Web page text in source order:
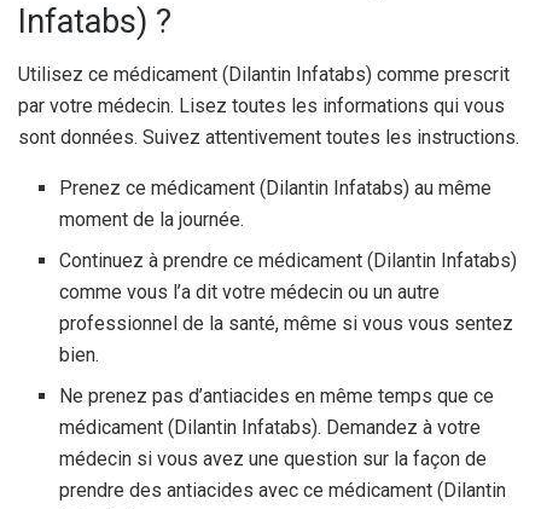
Infatabs) ?
Utilisez ce médicament (Dilantin Infatabs) comme prescrit
par votre médecin. Lisez toutes les informations qui vous
sont données. Suivez attentivement toutes les instructions.
Prenez ce médicament (Dilantin Infatabs) au même
moment de la journée.
Continuez à prendre ce médicament (Dilantin Infatabs)
comme vous l’a dit votre médecin ou un autre
professionnel de la santé, même si vous vous sentez
bien.
Ne prenez pas d’antiacides en même temps que ce
médicament (Dilantin Infatabs). Demandez à votre
médecin si vous avez une question sur la façon de
prendre des antiacides avec ce médicament (Dilantin